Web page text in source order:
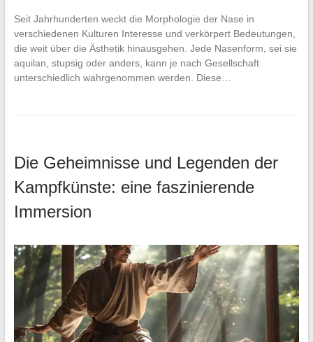
Seit Jahrhunderten weckt die Morphologie der Nase in
verschiedenen Kulturen Interesse und verkörpert Bedeutungen,
die weit über die Ästhetik hinausgehen. Jede Nasenform, sei sie
aquilan, stupsig oder anders, kann je nach Gesellschaft
unterschiedlich wahrgenommen werden. Diese…
Die Geheimnisse und Legenden der
Kampfkünste: eine faszinierende
Immersion